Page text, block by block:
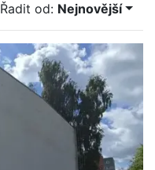
Řadit od: Nejnovější